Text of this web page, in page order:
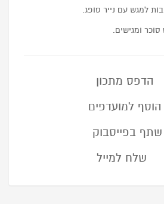
למגש עם נייר סופג.
ומגישים.
הדפס מתכון
הוסף למועדפים
שתף בפייסבוק
שלח למייל